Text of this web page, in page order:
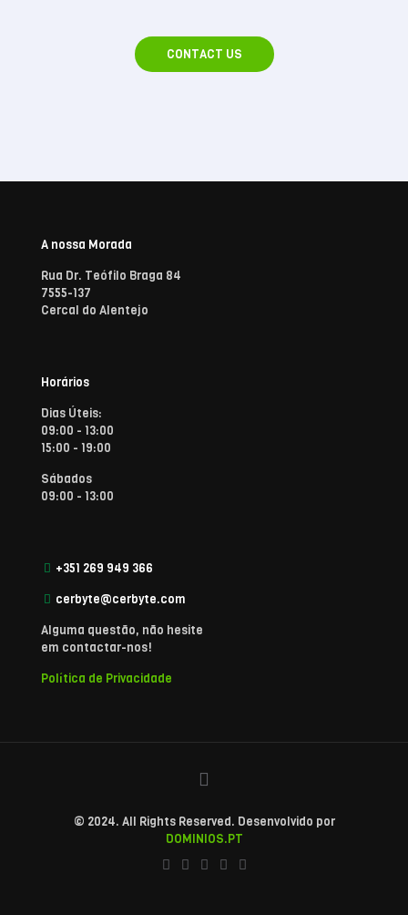
CONTACT US
A nossa Morada
Rua Dr. Teófilo Braga 84
7555-137
Cercal do Alentejo
Horários
Dias Úteis:
09:00 - 13:00
15:00 - 19:00
Sábados
09:00 - 13:00
+351 269 949 366
cerbyte@cerbyte.com
Alguma questão, não hesite
em contactar-nos!
Política de Privacidade
© 2024. All Rights Reserved. Desenvolvido por
DOMINIOS.PT